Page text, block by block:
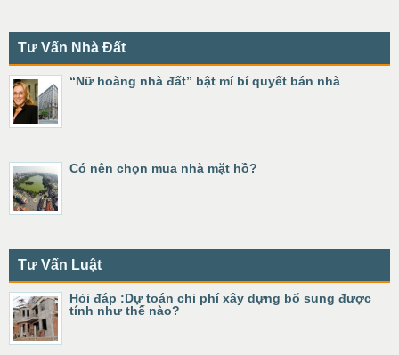
Tư Vấn Nhà Đất
“Nữ hoàng nhà đất” bật mí bí quyết bán nhà
Có nên chọn mua nhà mặt hồ?
Tư Vấn Luật
Hỏi đáp :Dự toán chi phí xây dựng bổ sung được
tính như thế nào?